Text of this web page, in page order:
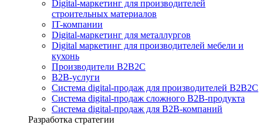
Digital-маркетинг для производителей
строительных материалов
IT-компании
Digital-маркетинг для металлургов
Digital маркетинг для производителей мебели и
кухонь
Производители B2B2C
B2B-услуги
Cистема digital-продаж для производителей B2B2C
Система digital-продаж сложного B2B-продукта
Система digital-продаж для B2B-компаний
Разработка стратегии